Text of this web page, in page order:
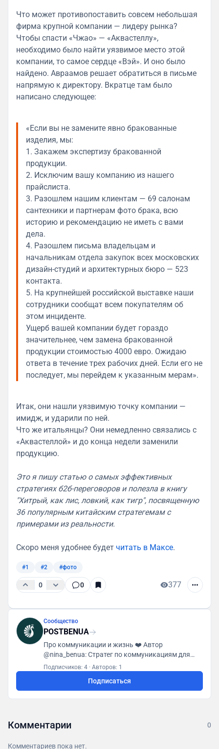
Что может противопоставить совсем небольшая
фирма крупной компании — лидеру рынка?
Чтобы спасти «Чжао» — «Аквастеллу»,
необходимо было найти уязвимое место этой
компании, то самое сердце «Вэй». И оно было
найдено. Авраамов решает обратиться в письме
напрямую к директору. Вкратце там было
написано следующее:
«Если вы не замените явно бракованные
изделия, мы:
1. Закажем экспертизу бракованной
продукции.
2. Исключим вашу компанию из нашего
прайслиста.
3. Разошлем нашим клиентам — 69 салонам
сантехники и партнерам фото брака, всю
историю и рекомендацию не иметь с вами
дела.
4. Разошлем письма владельцам и
начальникам отдела закупок всех московских
дизайн-студий и архитектурных бюро — 523
контакта.
5. На крупнейшей российской выставке наши
сотрудники сообщат всем покупателям об
этом инциденте.
Ущерб вашей компании будет гораздо
значительнее, чем замена бракованной
продукции стоимостью 4000 евро. Ожидаю
ответа в течение трех рабочих дней. Если его не
последует, мы перейдем к указанным мерам».
Итак, они нашли уязвимую точку компании —
имидж, и ударили по ней.
Что же итальянцы? Они немедленно связались с
«Аквастеллой» и до конца недели заменили
продукцию.
Это я пишу статью о самых эффективных
стратегиях б2б-переговоров и полезла в книгу
"Хитрый, как лис, ловкий, как тигр", посвященную
36 популярным китайским стратегемам с
примерами из реальности.
Скоро меня удобнее будет читать в Максе.
#1 #2 #фото
0 0 377
Сообщество
POSTBENUA
Про коммуникации и жизнь ❤️ Автор
@nina_benua: Стратег по коммуникациям для
сервисного и креативного бизнеса. Выстраиваю
приводит к росту в b2b.
Подписчиков: 4 · Авторов: 1
Подписаться
Комментарии 0
Комментариев пока нет.